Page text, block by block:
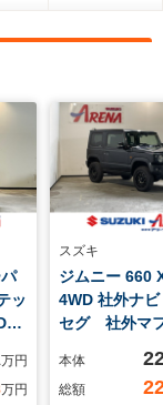
ッ
ヘ
デ
イ
万円
万円
スズキ
ジムニー 660
4WD 社外ナ
セグ 社外マ
ズコントロ
RAYZ製16イ
本体
総額